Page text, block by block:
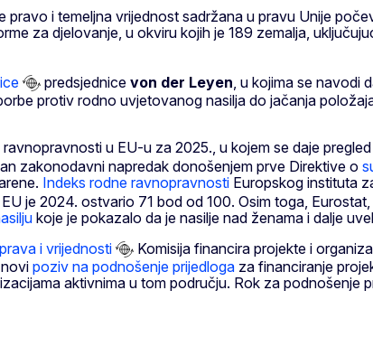
i temeljna vrijednost sadržana u pravu Unije
za djelovanje, u okviru kojih je 189 zemalja,
predsjednice von der Leyen , u kojima se
protiv rodno uvjetovanog nasilja do jačanja
u EU-u za 2025., u kojem se daje
zakonodavni napredak donošenjem prve Direktive o
Indeks rodne ravnopravnosti Europskog instituta
je 2024. ostvario 71 bod od 100. Osim toga,
koje je pokazalo da je nasilje nad ženama i dalje
i vrijednosti
Komisija financira projekte i
poziv na podnošenje prijedloga za financiranje
aktivnima u tom području. Rok za podnošenje